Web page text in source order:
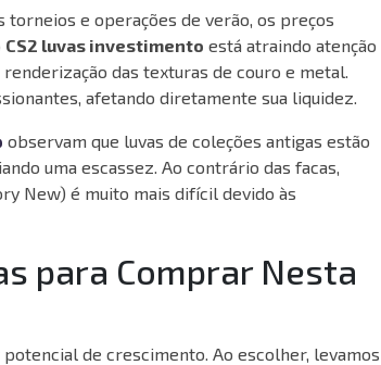
torneios e operações de verão, os preços
CS2 luvas investimento está atraindo atenção
das texturas de couro e metal.
afetando diretamente sua liquidez.
observam que luvas de coleções antigas estão
uma escassez. Ao contrário das facas,
New) é muito mais difícil devido às
para Comprar Nesta
de crescimento. Ao escolher, levamos